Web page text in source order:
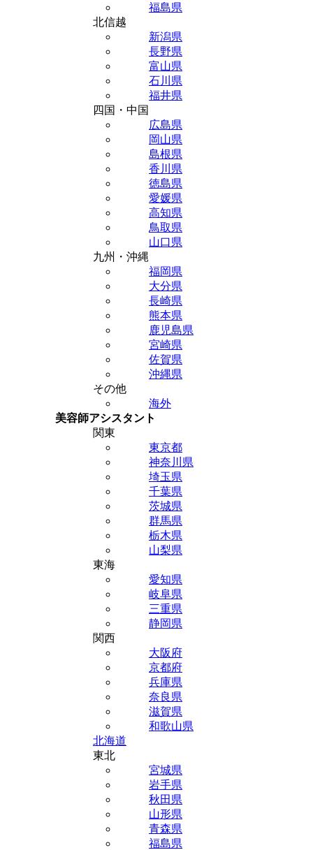
福島県
北信越
新潟県
長野県
富山県
石川県
福井県
四国・中国
広島県
岡山県
島根県
香川県
徳島県
愛媛県
高知県
鳥取県
山口県
九州・沖縄
福岡県
大分県
長崎県
熊本県
鹿児島県
宮崎県
佐賀県
沖縄県
その他
海外
美容師アシスタント
関東
東京都
神奈川県
埼玉県
千葉県
茨城県
群馬県
栃木県
山梨県
東海
愛知県
岐阜県
三重県
静岡県
関西
大阪府
京都府
兵庫県
奈良県
滋賀県
和歌山県
北海道
東北
宮城県
岩手県
秋田県
山形県
青森県
福島県